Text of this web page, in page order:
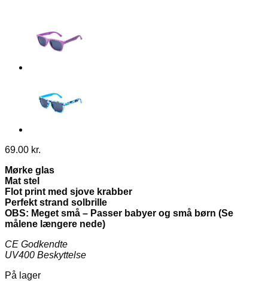
69.00 kr.
Mørke glas
Mat stel
Flot print med sjove krabber
Perfekt strand solbrille
OBS: Meget små – Passer babyer og små børn (Se
målene længere nede)
CE Godkendte
UV400 Beskyttelse
På lager